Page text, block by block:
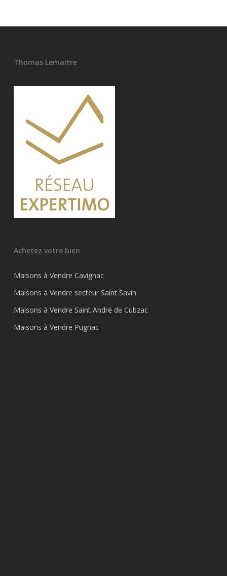
Thomas Lemaitre
Achetez votre bien
Maisons à Vendre Cavignac
Maisons à Vendre secteur Saint Savin
Maisons à Vendre Saint André de Cubzac
Maisons à Vendre Pugnac